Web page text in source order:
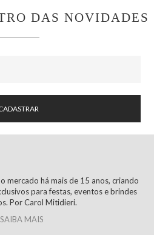
DAS NOVIDADES
mercado há mais de 15 anos, criando
para festas, eventos e brindes
Por Carol Mitidieri.
MAIS